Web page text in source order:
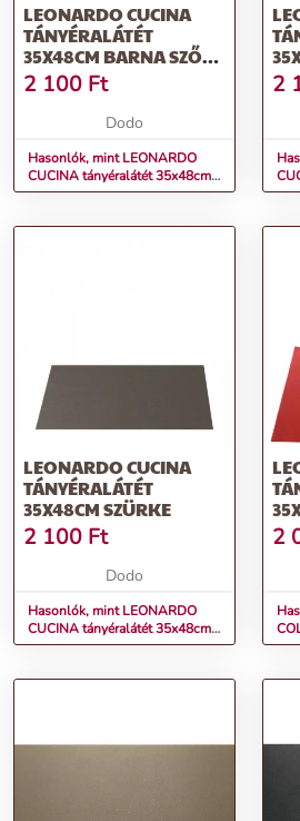
LEONARDO CUCINA
TÁNYÉRALÁTÉT
35X48CM BARNA SZŐTT
HATÁSÚ
2 100 Ft
Dodo
Hasonlók, mint LEONARDO
CUCINA tányéralátét 35x48cm
barna szőtt hatású
2
LEONARDO CUCINA
TÁNYÉRALÁTÉT
35X48CM SZÜRKE
2 100 Ft
Dodo
Hasonlók, mint LEONARDO
CUCINA tányéralátét 35x48cm
szürke
2